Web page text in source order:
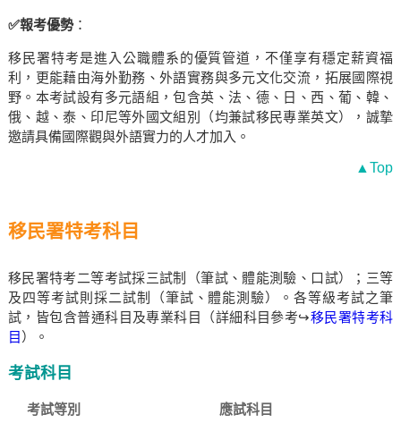
✅報考優勢：
移民署特考是進入公職體系的優質管道，不僅享有穩定薪資福
利，更能藉由海外勤務、外語實務與多元文化交流，拓展國際視
野。本考試設有多元語組，包含英、法、德、日、西、葡、韓、
俄、越、泰、印尼等外國文組別（均兼試移民專業英文），誠摯
邀請具備國際觀與外語實力的人才加入。
▲Top
移民署特考科目
移民署特考二等考試採三試制（筆試、體能測驗、口試）；三等
及四等考試則採二試制（筆試、體能測驗）。各等級考試之筆
試，皆包含普通科目及專業科目（詳細科目參考↪移民署特考科
目 ）。
考試科目
考試等別 應試科目